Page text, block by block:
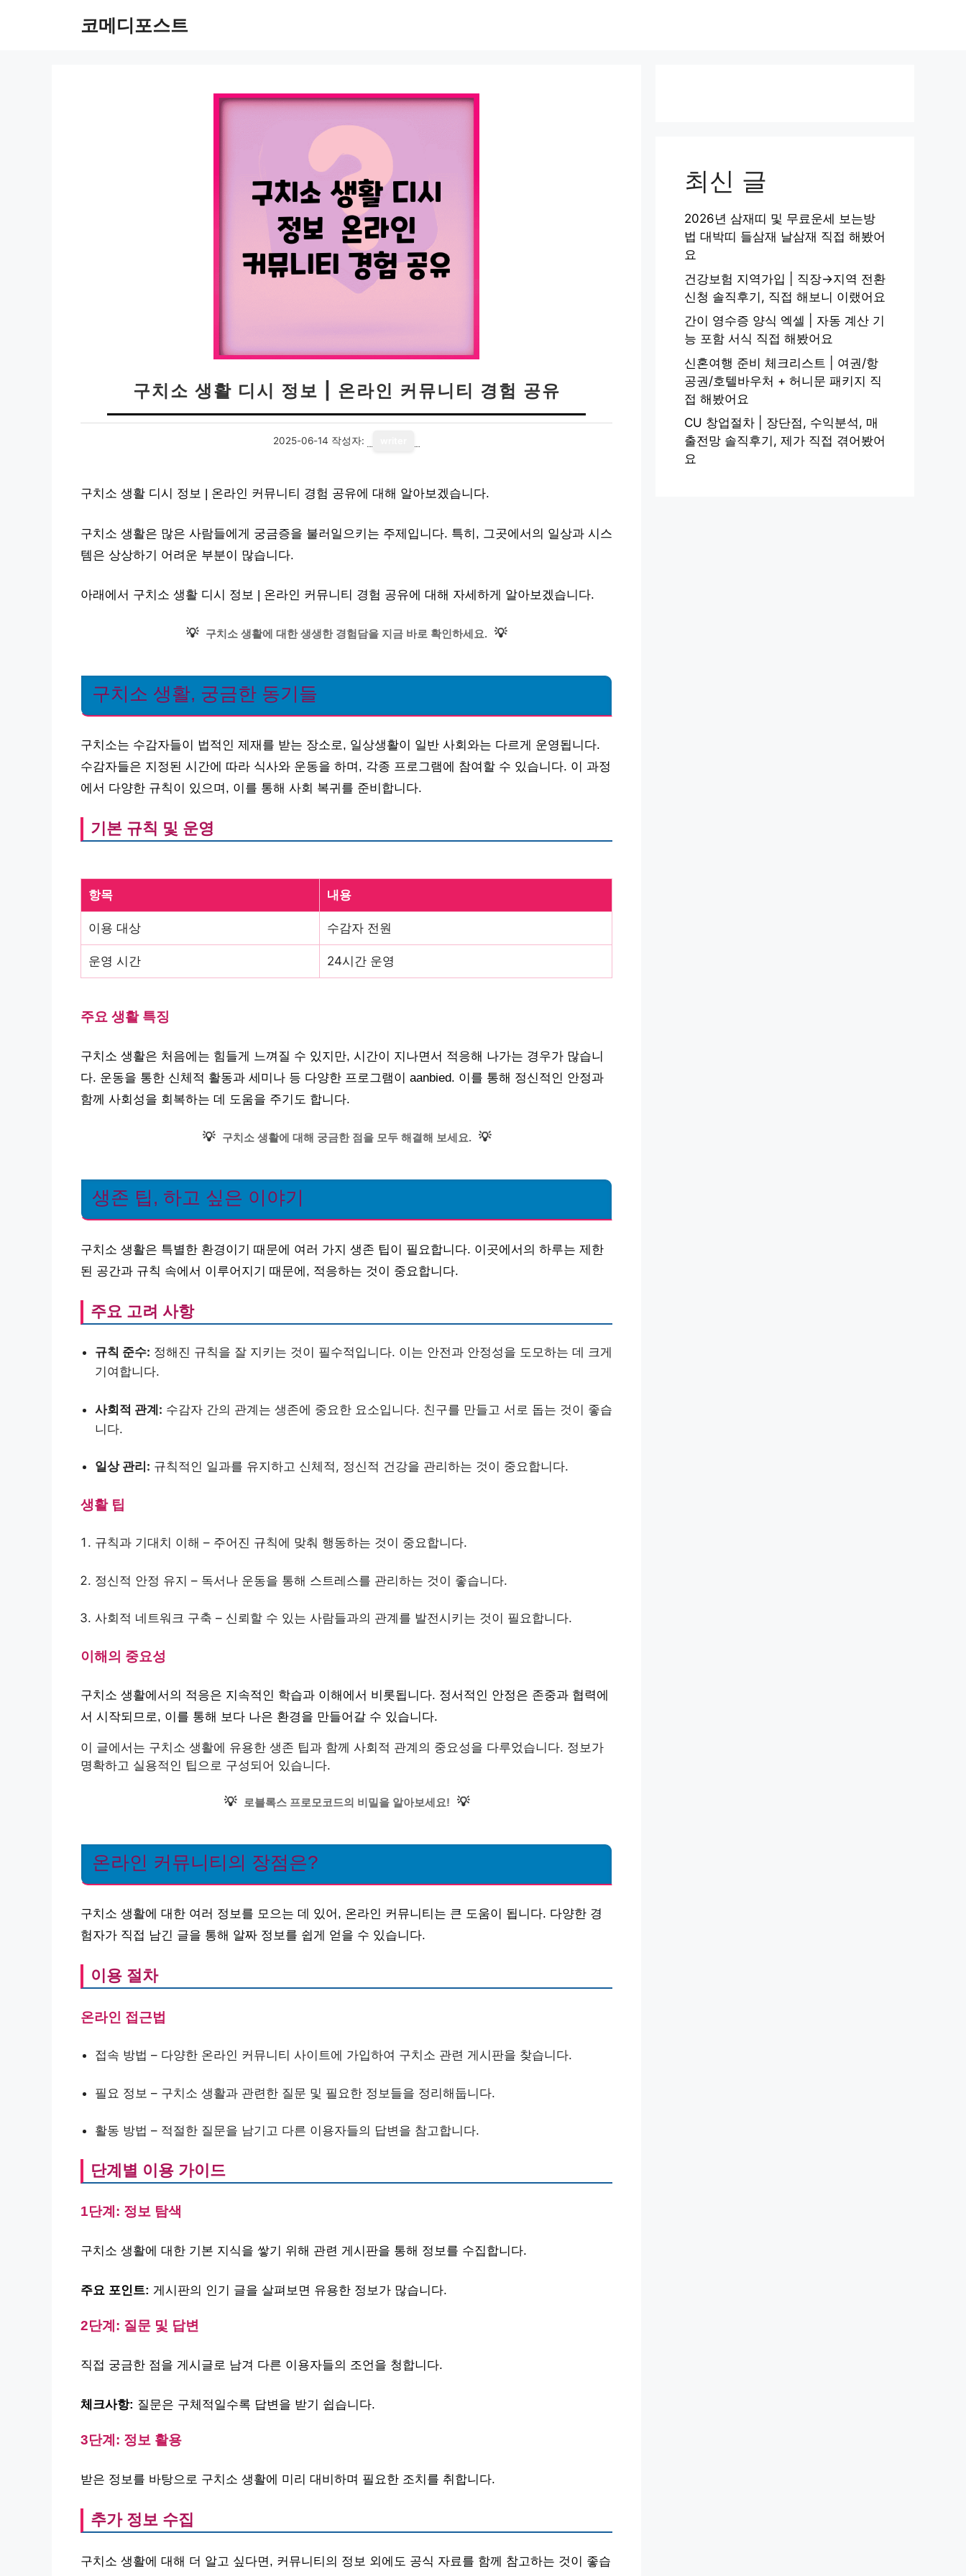
코메디포스트
구치소 생활 디시 정보 | 온라인 커뮤니티 경험 공유
2025-06-14 작성자:
구치소 생활 디시 정보 | 온라인 커뮤니티 경험 공유에 대해 알아보겠습니다.
구치소 생활은 많은 사람들에게 궁금증을 불러일으키는 주제입니다. 특히, 그곳에서의 일상과 시스
템은 상상하기 어려운 부분이 많습니다.
아래에서 구치소 생활 디시 정보 | 온라인 커뮤니티 경험 공유에 대해 자세하게 알아보겠습니다.
💡 구치소 생활에 대한 생생한 경험담을 지금 바로 확인하세요. 💡
구치소 생활, 궁금한 동기들
구치소는 수감자들이 법적인 제재를 받는 장소로, 일상생활이 일반 사회와는 다르게 운영됩니다.
수감자들은 지정된 시간에 따라 식사와 운동을 하며, 각종 프로그램에 참여할 수 있습니다. 이 과정
에서 다양한 규칙이 있으며, 이를 통해 사회 복귀를 준비합니다.
기본 규칙 및 운영
항목 내용
이용 대상 수감자 전원
운영 시간 24시간 운영
주요 생활 특징
구치소 생활은 처음에는 힘들게 느껴질 수 있지만, 시간이 지나면서 적응해 나가는 경우가 많습니
다. 운동을 통한 신체적 활동과 세미나 등 다양한 프로그램이 aanbied. 이를 통해 정신적인 안정과
함께 사회성을 회복하는 데 도움을 주기도 합니다.
💡 구치소 생활에 대해 궁금한 점을 모두 해결해 보세요. 💡
생존 팁, 하고 싶은 이야기
구치소 생활은 특별한 환경이기 때문에 여러 가지 생존 팁이 필요합니다. 이곳에서의 하루는 제한
된 공간과 규칙 속에서 이루어지기 때문에, 적응하는 것이 중요합니다.
주요 고려 사항
규칙 준수: 정해진 규칙을 잘 지키는 것이 필수적입니다. 이는 안전과 안정성을 도모하는 데 크게
기여합니다.
사회적 관계: 수감자 간의 관계는 생존에 중요한 요소입니다. 친구를 만들고 서로 돕는 것이 좋습
니다.
일상 관리: 규칙적인 일과를 유지하고 신체적, 정신적 건강을 관리하는 것이 중요합니다.
생활 팁
규칙과 기대치 이해 – 주어진 규칙에 맞춰 행동하는 것이 중요합니다.
정신적 안정 유지 – 독서나 운동을 통해 스트레스를 관리하는 것이 좋습니다.
사회적 네트워크 구축 – 신뢰할 수 있는 사람들과의 관계를 발전시키는 것이 필요합니다.
이해의 중요성
구치소 생활에서의 적응은 지속적인 학습과 이해에서 비롯됩니다. 정서적인 안정은 존중과 협력에
서 시작되므로, 이를 통해 보다 나은 환경을 만들어갈 수 있습니다.
이 글에서는 구치소 생활에 유용한 생존 팁과 함께 사회적 관계의 중요성을 다루었습니다. 정보가
명확하고 실용적인 팁으로 구성되어 있습니다.
💡 로블록스 프로모코드의 비밀을 알아보세요! 💡
온라인 커뮤니티의 장점은?
구치소 생활에 대한 여러 정보를 모으는 데 있어, 온라인 커뮤니티는 큰 도움이 됩니다. 다양한 경
험자가 직접 남긴 글을 통해 알짜 정보를 쉽게 얻을 수 있습니다.
이용 절차
온라인 접근법
접속 방법 – 다양한 온라인 커뮤니티 사이트에 가입하여 구치소 관련 게시판을 찾습니다.
필요 정보 – 구치소 생활과 관련한 질문 및 필요한 정보들을 정리해둡니다.
활동 방법 – 적절한 질문을 남기고 다른 이용자들의 답변을 참고합니다.
단계별 이용 가이드
1단계: 정보 탐색
구치소 생활에 대한 기본 지식을 쌓기 위해 관련 게시판을 통해 정보를 수집합니다.
주요 포인트: 게시판의 인기 글을 살펴보면 유용한 정보가 많습니다.
2단계: 질문 및 답변
직접 궁금한 점을 게시글로 남겨 다른 이용자들의 조언을 청합니다.
체크사항: 질문은 구체적일수록 답변을 받기 쉽습니다.
3단계: 정보 활용
받은 정보를 바탕으로 구치소 생활에 미리 대비하며 필요한 조치를 취합니다.
추가 정보 수집
구치소 생활에 대해 더 알고 싶다면, 커뮤니티의 정보 외에도 공식 자료를 함께 참고하는 것이 좋습
최신 글
2026년 삼재띠 및 무료운세 보는방
법 대박띠 들삼재 날삼재 직접 해봤어
요
건강보험 지역가입 | 직장→지역 전환
신청 솔직후기, 직접 해보니 이랬어요
간이 영수증 양식 엑셀 | 자동 계산 기
능 포함 서식 직접 해봤어요
신혼여행 준비 체크리스트 | 여권/항
공권/호텔바우처 + 허니문 패키지 직
접 해봤어요
CU 창업절차 | 장단점, 수익분석, 매
출전망 솔직후기, 제가 직접 겪어봤어
요